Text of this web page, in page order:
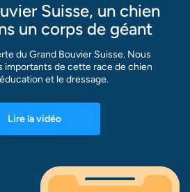
Suisse, un chien
un corps de géant
du Grand Bouvier Suisse. Nous
importants de cette race de chien
et le dressage.
Lire la vidéo